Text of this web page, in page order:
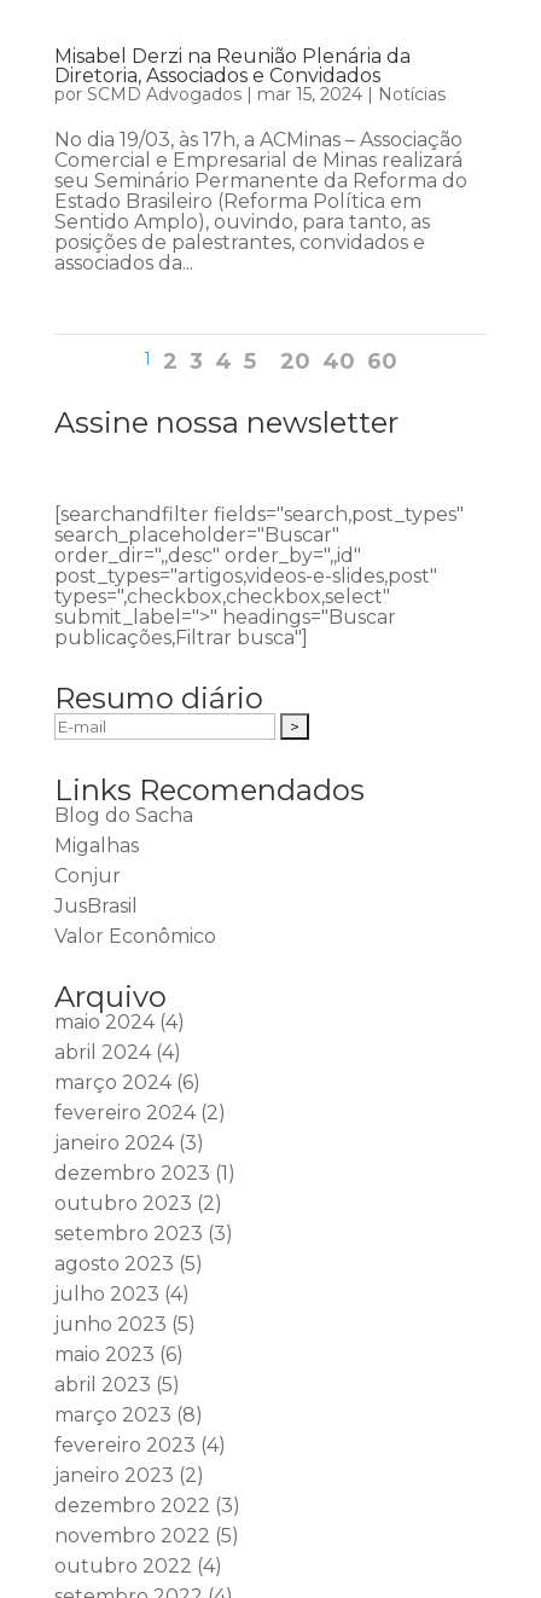
Misabel Derzi na Reunião Plenária da
Diretoria, Associados e Convidados
por SCMD Advogados| mar 15, 2024| Notícias
No dia 19/03, às 17h, a ACMinas – Associação
Comercial e Empresarial de Minas realizará
seu Seminário Permanente da Reforma do
Estado Brasileiro (Reforma Política em
Sentido Amplo), ouvindo, para tanto, as
posições de palestrantes, convidados e
associados da...
1 2 3 4 5 20 40 60
Assine nossa newsletter
[searchandfilter fields="search,post_types"
search_placeholder="Buscar"
order_dir=",,desc" order_by=",,id"
post_types="artigos,videos-e-slides,post"
types=",checkbox,checkbox,select"
submit_label=">" headings="Buscar
publicações,Filtrar busca"]
Resumo diário
Links Recomendados
Blog do Sacha
Migalhas
Conjur
JusBrasil
Valor Econômico
Arquivo
maio 2024(4)
abril 2024(4)
março 2024(6)
fevereiro 2024(2)
janeiro 2024(3)
dezembro 2023 (1)
outubro 2023 (2)
setembro 2023 (3)
agosto 2023 (5)
julho 2023 (4)
junho 2023 (5)
maio 2023 (6)
abril 2023 (5)
março 2023 (8)
fevereiro 2023 (4)
janeiro 2023 (2)
dezembro 2022 (3)
novembro 2022 (5)
outubro 2022 (4)